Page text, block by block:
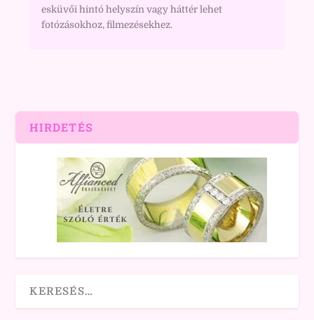
esküvői hintó helyszín vagy háttér lehet
fotózásokhoz, filmezésekhez.
HIRDETÉS